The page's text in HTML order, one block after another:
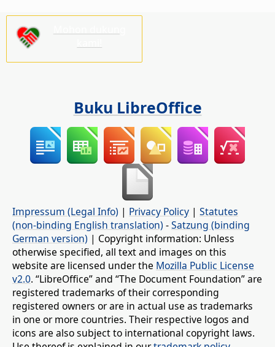
Buku LibreOffice
Impressum (Legal Info) | Privacy Policy | Statutes
(non-binding English translation) -Satzung (binding
German version) | Copyright information: Unless
otherwise specified, all text and images on this
website are licensed under the Mozilla Public License
v2.0. “LibreOffice” and “The Document Foundation” are
registered trademarks of their corresponding
registered owners or are in actual use as trademarks
in one or more countries. Their respective logos and
icons are also subject to international copyright laws.